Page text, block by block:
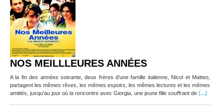
NOS MEILLLEURES ANNÉES
A la fin des années soixante, deux frères d'une famille italienne, Nicol et Matteo,
partagent les mêmes rêves, les mêmes espoirs, les mêmes lectures et les mêmes
amitiés, jusqu'au jour où la rencontre avec Giorgia, une jeune fille souffrant de (...)